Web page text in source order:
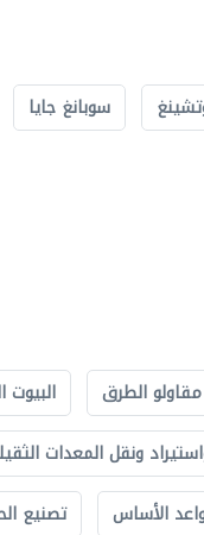
سوبانغ جايا
مقاولو الطرق
البيوت
ونقل المعدات
الأساس
تصنيع